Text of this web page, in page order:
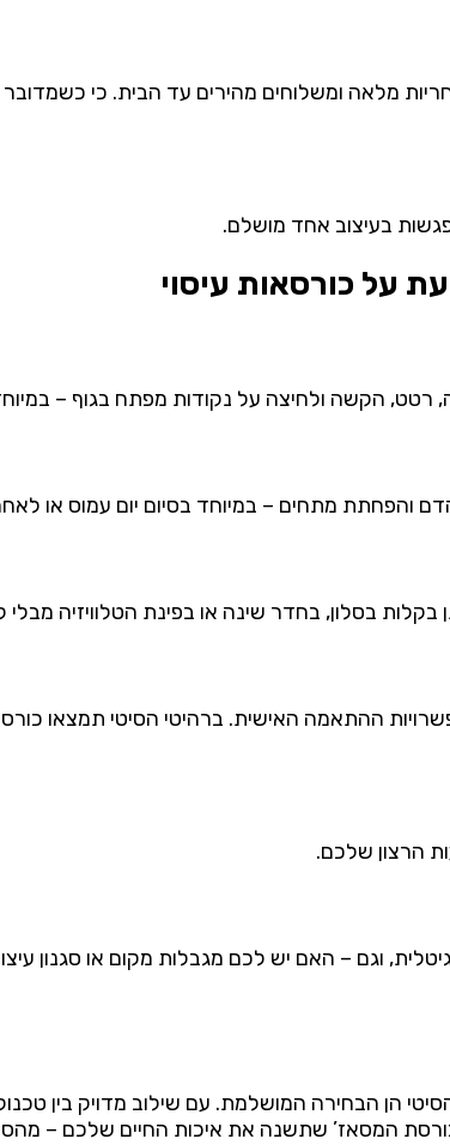
מלאה ומשלוחים מהירים עד הבית. כי כשמדובר
בעיצוב אחד מושלם.
על כורסאות עיסוי
רטט, הקשה ולחיצה על נקודות מפתח בגוף –
והפחתת מתחים – במיוחד בסיום יום עמוס או
בקלות בסלון, בחדר שינה או בפינת הטלוויזיה
ההתאמה האישית. ברהיטי הסיטי תמצאו
הרצון שלכם.
וגם – האם יש לכם מגבלות מקום או סגנון
הן הבחירה המושלמת. עם שילוב מדויק בין
המסאז’ שתשנה את איכות החיים שלכם –